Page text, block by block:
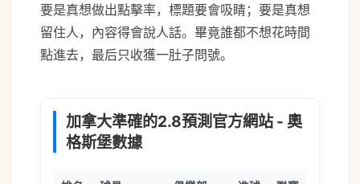
要是真想做出點擊率，標題要會吸睛；要是真想
留住人，內容得會說人話。畢竟誰都不想花時間
點進去，最后只收獲一肚子問號。
加拿大準確的2.8預測官方網站 - 奧
格斯堡數據